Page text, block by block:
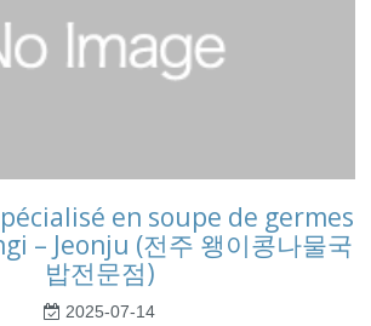
en soupe de germes
– Jeonju (전주 왱이콩나물국
밥전문점)
2025-07-14